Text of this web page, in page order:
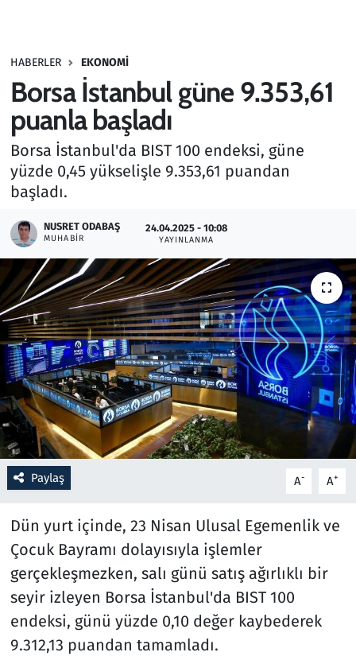
HABERLER EKONOMI
Borsa İstanbul güne 9.353,61
puanla başladı
Borsa İstanbul'da BIST 100 endeksi, güne
yüzde 0,45 yükselişle 9.353,61 puandan
başladı.
NUSRET ODABAŞ
MUHABIR
24.04.2025 - 10:08
YAYINLANMA
Paylaş A- A+
Dün yurt içinde, 23 Nisan Ulusal Egemenlik ve
Çocuk Bayramı dolayısıyla işlemler
gerçekleşmezken, salı günü satış ağırlıklı bir
seyir izleyen Borsa İstanbul'da BIST 100
endeksi, günü yüzde 0,10 değer kaybederek
9.312,13 puandan tamamladı.
Haber
Kültür Sanat
Kurumsal Haberler
Lezzet Durağı
Memur ve Kamu
Otomobil
Oyun
Ramazan
Resmi İlanlar
Rüya Tabirleri
Sağlık
Savunma Sanayi
Seçim 2023
Spor
Teknoloji ve Bilim